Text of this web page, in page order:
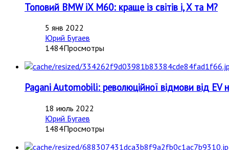
Топовий BMW iX M60: краще із світів i, X та M?
5 янв 2022
Юрий Бугаев
1484Просмотры
Pagani Automobili: революційної відмови від EV
18 июль 2022
Юрий Бугаев
1484Просмотры